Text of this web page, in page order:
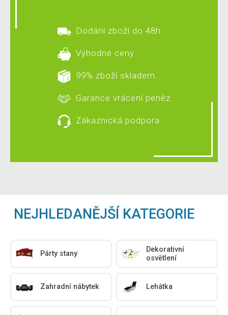
Dodání zboží do 48h
Výhodné ceny
99% zboží skladem
Garance vrácení peněz
Zákaznická podpora
NEJHLEDANĚJŠÍ KATEGORIE
Párty stany
Dekorativní
osvětlení
Zahradní nábytek Lehátka